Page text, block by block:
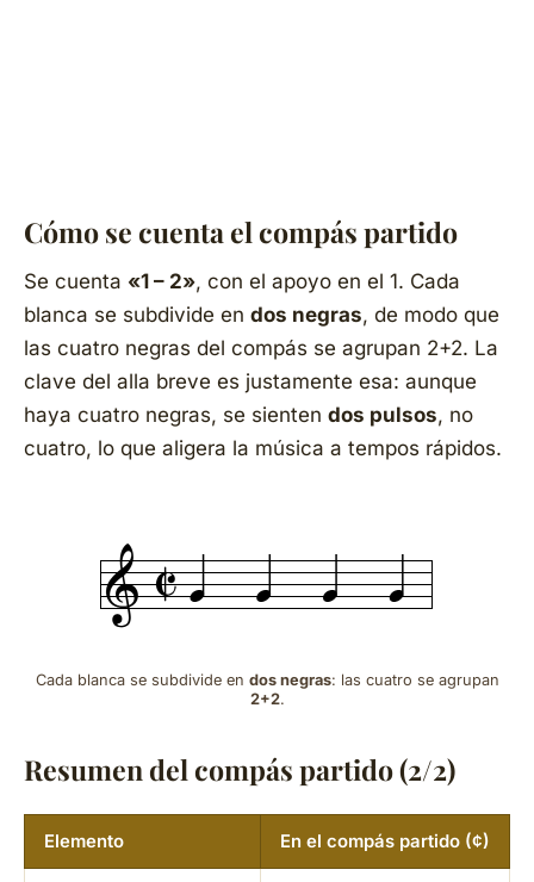
Cómo se cuenta el compás partido
Se cuenta «1 – 2», con el apoyo en el 1. Cada
blanca se subdivide en dos negras, de modo que
las cuatro negras del compás se agrupan 2+2. La
clave del alla breve es justamente esa: aunque
haya cuatro negras, se sienten dos pulsos, no
cuatro, lo que aligera la música a tempos rápidos.
Cada blanca se subdivide en dos negras: las cuatro se agrupan
2+2.
Resumen del compás partido (2/2)
Elemento En el compás partido (¢)